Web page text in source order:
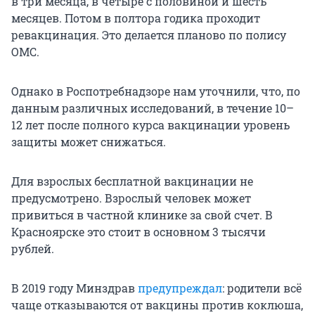
месяцев. Потом в полтора годика проходит
ревакцинация. Это делается планово по полису
ОМС.
Однако в Роспотребнадзоре нам уточнили, что, по
данным различных исследований, в течение 10–
12 лет после полного курса вакцинации уровень
защиты может снижаться.
Для взрослых бесплатной вакцинации не
предусмотрено. Взрослый человек может
привиться в частной клинике за свой счет. В
Красноярске это стоит в основном 3 тысячи
рублей.
В 2019 году Минздравпредупреждал: родители всё
чаще отказываются от вакцины против коклюша,